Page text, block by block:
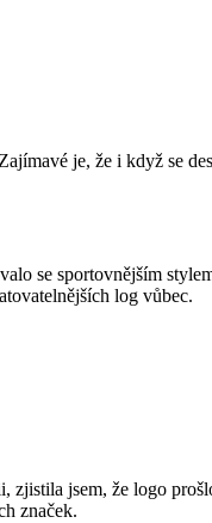
je, že i když se
se sportovnějším
log vůbec.
zjistila jsem, že logo
značek.